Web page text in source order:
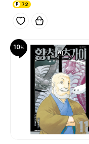
72
10